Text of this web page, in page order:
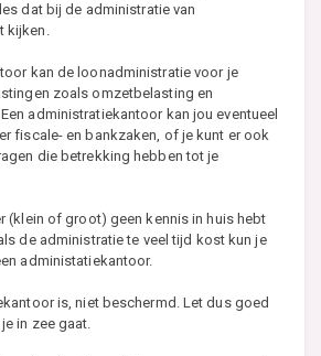
dat bij de administratie van
kijken.
kan de loonadministratie voor je
zoals omzetbelasting en
administratiekantoor kan jou eventueel
fiscale- en bankzaken, of je kunt er ook
die betrekking hebben tot je
(klein of groot) geen kennis in huis hebt
de administratie te veel tijd kost kun je
administatiekantoor.
is, niet beschermd. Let dus goed
in zee gaat.